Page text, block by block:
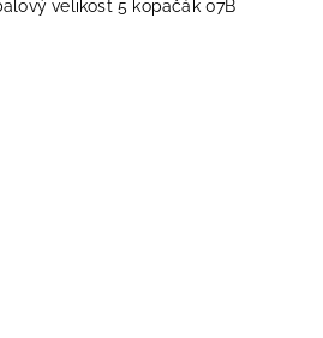
velikost 5 kopačák 07B